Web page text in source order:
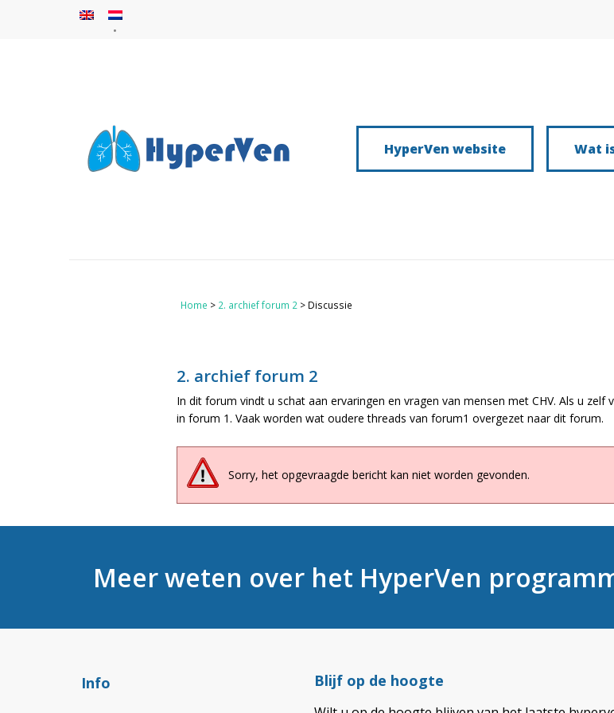
HyperVen website Wat
Home > 2. archief forum 2 > Discussie
2. archief forum 2
In dit forum vindt u schat aan ervaringen en vragen van mensen met CHV. Als u
in forum 1. Vaak worden wat oudere threads van forum1 overgezet naar dit forum.
Sorry, het opgevraagde bericht kan niet worden gevonden.
Meer weten over het HyperVen
Info Blijf op de hoogte